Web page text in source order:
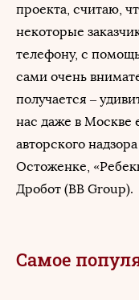
проекта, считаю,
некоторые
телефону, с
сами очень
получается –
нас даже в Москве
авторского
Остоженке,
Дробот (BB Group).
Самое